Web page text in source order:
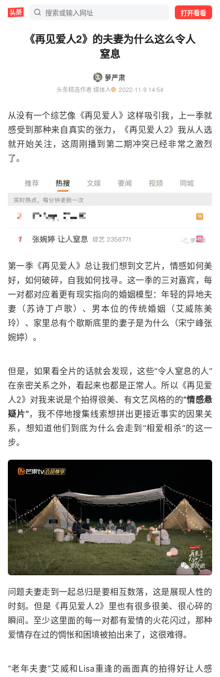
打开看看
《再见爱人2》的夫妻为什么这么令人
窒息
萝严肃
头条精选作者 媒体人
  2022-11-9 14:54
从没有一个综艺像《再见爱人》这样吸引我，上一季就
感受到那种来自真实的张力，《再见爱人2》我从人选
就开始关注，这周刚播到第二期冲突已经非常之激烈
了。
第一季《再见爱人》总让我们想到文艺片，情感如何美
好，如何破碎，自我如何找寻。这一季的三对嘉宾，每
一对都对应着更有现实指向的婚姻模型：年轻的异地夫
妻（苏诗丁卢歌）、男本位的传统婚姻（艾威陈美
玲）、家里总有个歇斯底里的妻子是为什么（宋宁峰张
婉婷）。
但是，如果看全片的话就会发现，这些“令人窒息的人”
在亲密关系之外，看起来也都是正常人。所以《再见爱
人2》对我来说是个拍得很美、有文艺风格的的“情感悬
疑片”，我不停地搜集线索想拼出更接近事实的因果关
系，想知道他们到底为什么会走到“相爱相杀”的这一
步。
问题夫妻走到一起总归是要相互数落，这是展现人性的
时刻。但是《再见爱人2》里也有很多很美、很心碎的
瞬间。至少这里面的每一对都有爱情的火花闪过，那种
爱情存在过的惆怅和困境被拍出来了，这很难得。
“老年夫妻”艾威和Lisa重逢的画面真的拍得好让人感